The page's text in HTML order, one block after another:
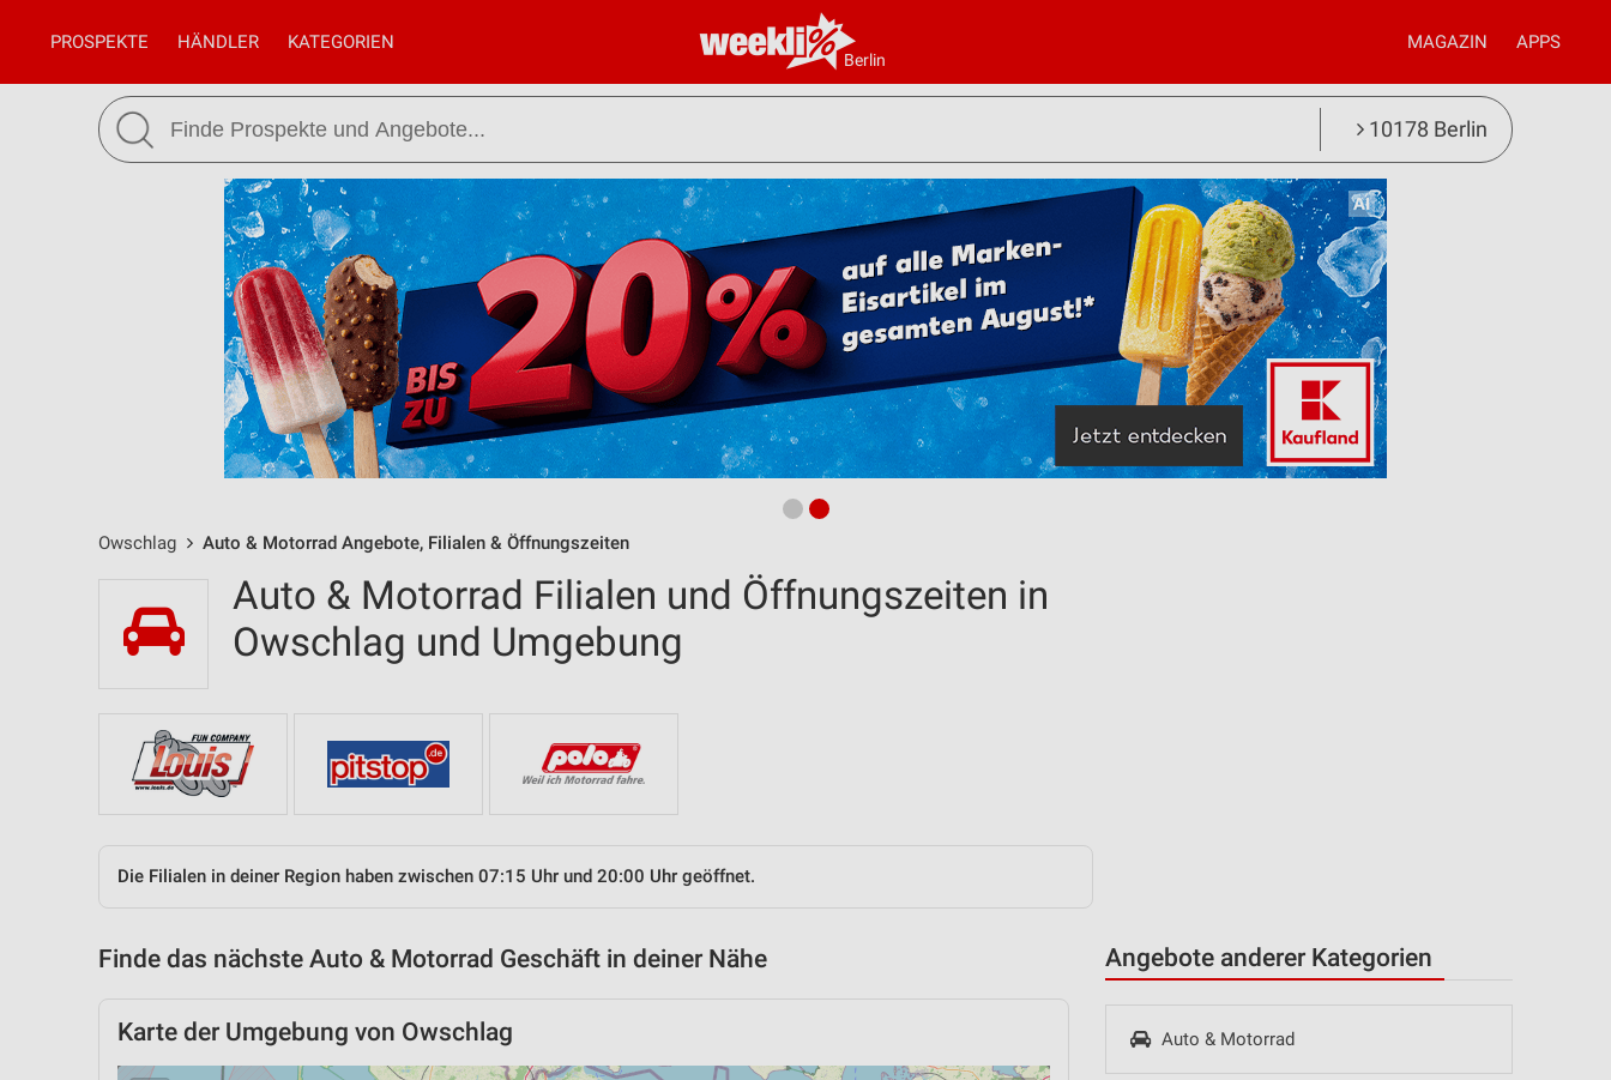
Berlin
PROSPEKTE HÄNDLER KATEGORIEN MAGAZIN APPS
10178 Berlin
Owschlag Auto & Motorrad Angebote, Filialen & Öffnungszeiten
Angebote anderer Kategorien
Auto & Motorrad
Auto & Motorrad Filialen und Öffnungszeiten in
Owschlag und Umgebung
Die Filialen in deiner Region haben zwischen 07:15 Uhr und 20:00 Uhr geöffnet.
Finde das nächste Auto & Motorrad Geschäft in deiner Nähe
Karte der Umgebung von Owschlag